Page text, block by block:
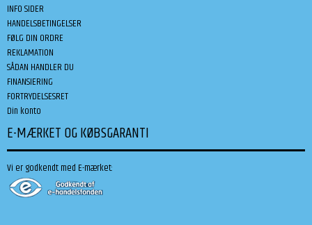
INFO SIDER
HANDELSBETINGELSER
FØLG DIN ORDRE
REKLAMATION
SÅDAN HANDLER DU
FINANSIERING
FORTRYDELSESRET
Din konto
E-MÆRKET OG KØBSGARANTI
Vi er godkendt med E-mærket: